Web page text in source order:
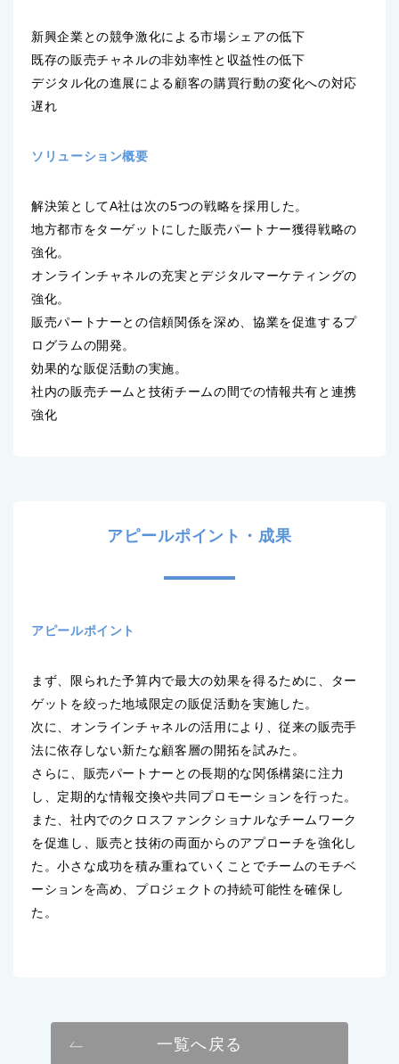
新興企業との競争激化による市場シェアの低下
既存の販売チャネルの非効率性と収益性の低下
デジタル化の進展による顧客の購買行動の変化への対応
遅れ
ソリューション概要
解決策としてA社は次の5つの戦略を採用した。
地方都市をターゲットにした販売パートナー獲得戦略の
強化。
オンラインチャネルの充実とデジタルマーケティングの
強化。
販売パートナーとの信頼関係を深め、協業を促進するプ
ログラムの開発。
効果的な販促活動の実施。
社内の販売チームと技術チームの間での情報共有と連携
強化
アピールポイント・成果
アピールポイント
まず、限られた予算内で最大の効果を得るために、ター
ゲットを絞った地域限定の販促活動を実施した。
次に、オンラインチャネルの活用により、従来の販売手
法に依存しない新たな顧客層の開拓を試みた。
さらに、販売パートナーとの長期的な関係構築に注力
し、定期的な情報交換や共同プロモーションを行った。
また、社内でのクロスファンクショナルなチームワーク
を促進し、販売と技術の両面からのアプローチを強化し
た。小さな成功を積み重ねていくことでチームのモチベ
ーションを高め、プロジェクトの持続可能性を確保し
た。
一覧へ戻る